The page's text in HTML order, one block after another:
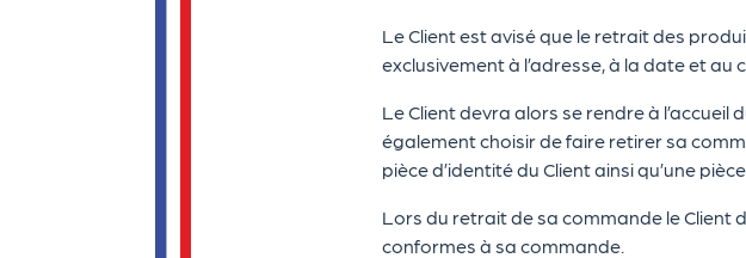
Le Client est avisé que le retrait des
exclusivement à l’adresse, à la date et
Le Client devra alors se rendre à
également choisir de faire retirer sa
pièce d’identité du Client ainsi qu’une
Lors du retrait de sa commande le Client
conformes à sa commande.